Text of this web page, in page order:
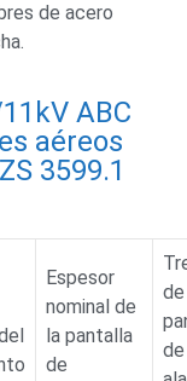
de acero
ABC
aéreos
3599.1
Espesor
nominal de
la pantalla
de
de
de